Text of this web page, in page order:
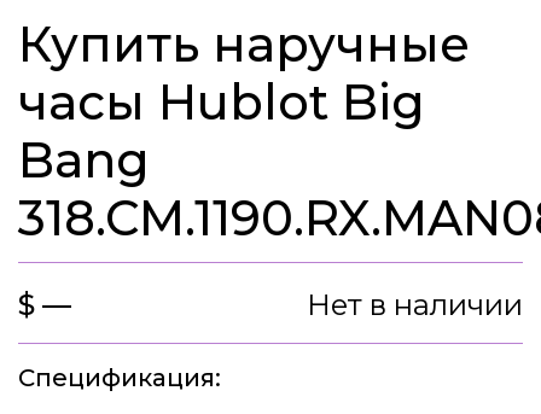
Купить наручные
часы Hublot Big
Bang
$ — Нет в наличии
Спецификация: